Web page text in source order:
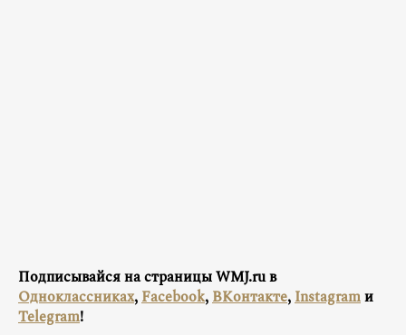
Подписывайся на страницы WMJ.ru в
Одноклассниках, Facebook, ВКонтакте, Instagramи
Telegram!